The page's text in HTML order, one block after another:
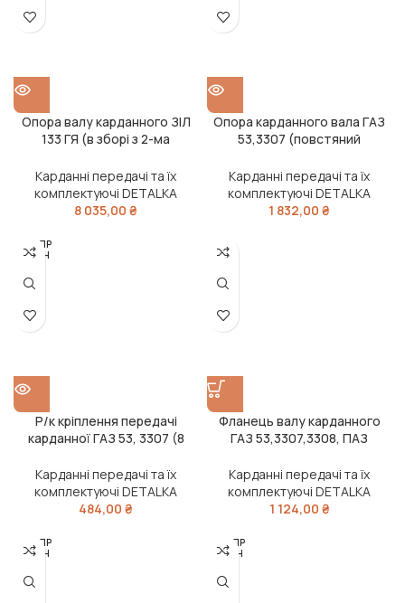
Опора валу карданного ЗІЛ
133 ГЯ (в зборі з 2-ма
Карданні передачі та їх
комплектуючі DETALKA
8 035,00 ₴
Опора карданного вала ГАЗ
53,3307 (повстяний
закритий, з кронштейном)
(DETALKA)
Карданні передачі та їх
комплектуючі DETALKA
1 832,00 ₴
РОЗПР
ОДАН
Р/к кріплення передачі
карданної ГАЗ 53, 3307 (8
10.9) (DETALKA)
Карданні передачі та їх
комплектуючі DETALKA
484,00 ₴
Фланець валу карданного
ГАЗ 53,3307,3308, ПАЗ
(DETALKA)
Карданні передачі та їх
комплектуючі DETALKA
1 124,00 ₴
РОЗПР
ОДАН
РОЗПР
ОДАН